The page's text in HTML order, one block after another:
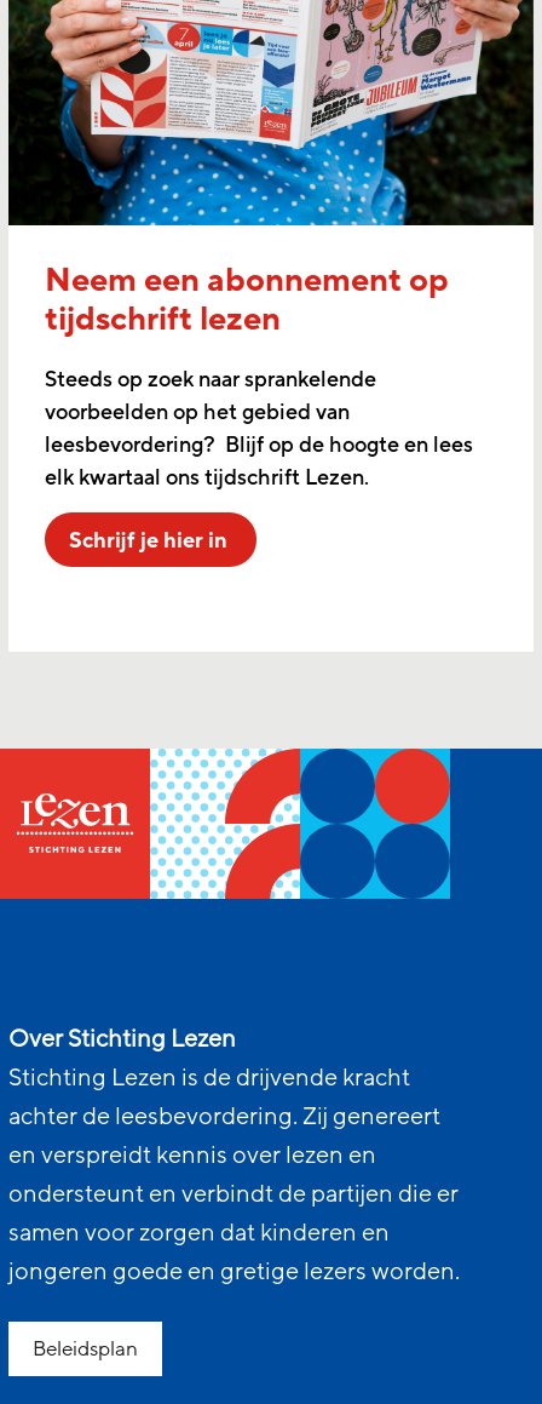
Neem een abonnement op
tijdschrift lezen
Steeds op zoek naar sprankelende
voorbeelden op het gebied van
leesbevordering? Blijf op de hoogte en lees
elk kwartaal ons tijdschrift Lezen.
Schrijf je hier in
Over Stichting Lezen
Stichting Lezen is de drijvende kracht
achter de leesbevordering. Zij genereert
en verspreidt kennis over lezen en
ondersteunt en verbindt de partijen die er
samen voor zorgen dat kinderen en
jongeren goede en gretige lezers worden.
Beleidsplan